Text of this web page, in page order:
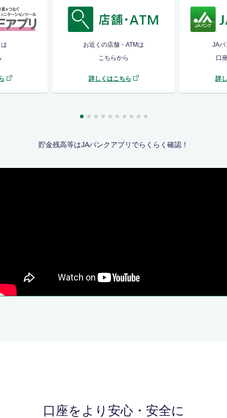
お近くの店舗・ATMは
こちらから
詳しくはこちら
JAバ
口
詳
貯金残高等はJAバンクアプリでらくらく確認！
口座をより安心・安全に